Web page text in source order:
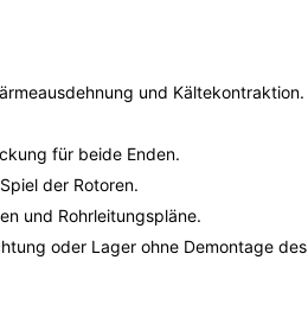
und Kältekontraktion.
für beide Enden.
der Rotoren.
und Rohrleitungspläne.
oder Lager ohne Demontage des